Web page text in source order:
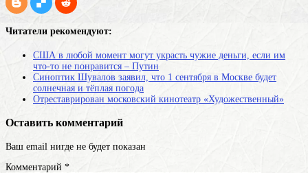
Читатели рекомендуют:
США в любой момент могут украсть чужие деньги, если им
что-то не понравится – Путин
Синоптик Шувалов заявил, что 1 сентября в Москве будет
солнечная и тёплая погода
Отреставрирован московский кинотеатр «Художественный»
Оставить комментарий
Ваш email нигде не будет показан
Комментарий *